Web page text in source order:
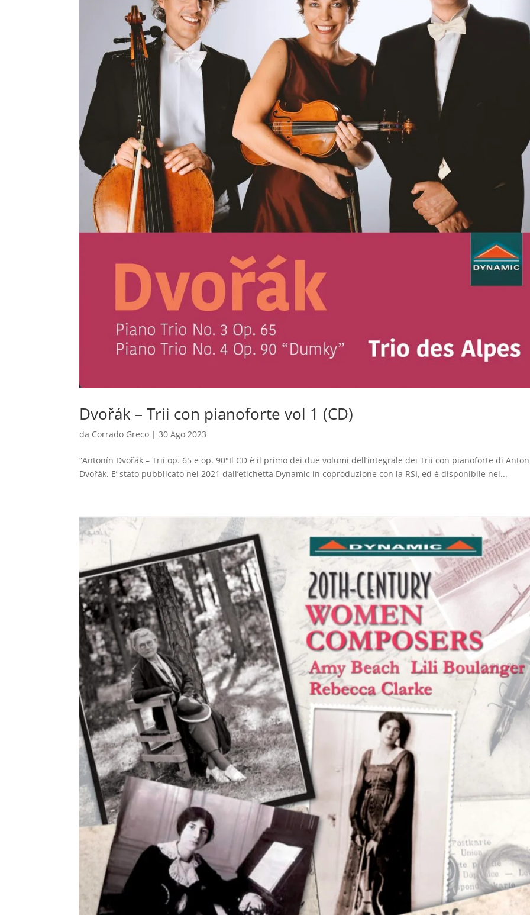
Dvořák – Trii con pianoforte vol 1 (CD)
da Corrado Greco |30 Ago 2023
“Antonín Dvořák – Trii op. 65 e op. 90″Il CD è il primo dei due volumi dell’integrale dei Trii con pianoforte di
Dvořák. E’ stato pubblicato nel 2021 dall’etichetta Dynamic in coproduzione con la RSI, ed è disponibile nei...